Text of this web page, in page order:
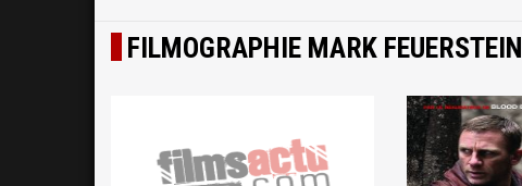
FILMOGRAPHIE MARK FEUERSTEIN